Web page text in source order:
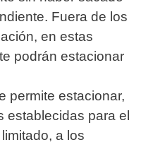
Fuera de los
en estas
podrán estacionar
permite estacionar,
establecidas para el
a los